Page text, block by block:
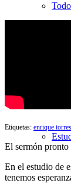
Etiquetas: enrique torres
El sermón pronto
En el estudio de
tenemos